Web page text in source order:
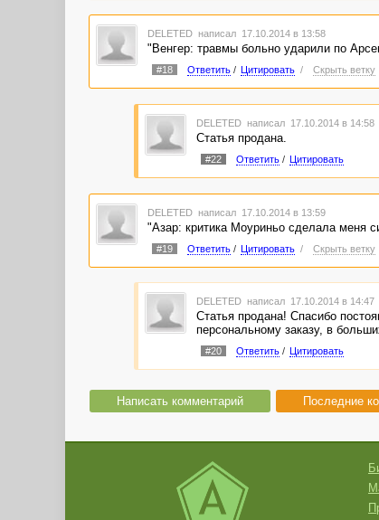
DELETED написал 17.10.2014 в 13:58
"Венгер: травмы больно ударили по
#18 Ответить/ Цитировать / Скрыть ветку
DELETED написал 17.10.2014 в 14:58
Статья продана.
#22 Ответить/ Цитировать
DELETED написал 17.10.2014 в 13:59
"Азар: критика Моуриньо сделала меня
#19 Ответить/ Цитировать / Скрыть ветку
DELETED написал 17.10.2014 в 14:47
Статья продана! Спасибо
персональному заказу, в
#20 Ответить/ Цитировать
Написать комментарий Последние